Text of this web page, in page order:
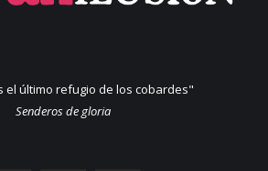
el último refugio de los cobardes"
Senderos de gloria